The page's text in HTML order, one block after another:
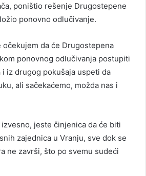
poništio rešenje Drugostepene
ponovno odlučivanje.
očekujem da će Drugostepena
ponovnog odlučivanja postupiti
i iz drugog pokušaja uspeti da
ali sačekaćemo, možda nas i
jeste činjenica da će biti
zajednica u Vranju, sve dok se
ne završi, što po svemu sudeći